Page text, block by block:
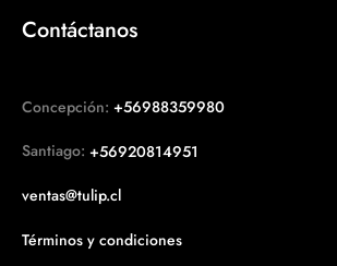
Contáctanos
Concepción: +56988359980
Santiago: +56920814951
ventas@tulip.cl
Términos y condiciones